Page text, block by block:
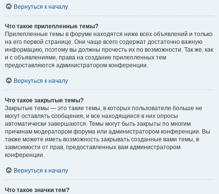
Вернуться к началу
Что такое прилепленные темы?
Прилепленные темы в форуме находятся ниже всех объявлений и только
на его первой странице. Они чаще всего содержат достаточно важную
информацию, поэтому вы должны прочесть их по возможности. Так же, как
и с объявлениями, права на создание прилепленных тем
предоставляются администратором конференции.
Вернуться к началу
Что такое закрытые темы?
Закрытые темы — это такие темы, в которых пользователи больше не
могут оставлять сообщения, и все находящиеся в них опросы
автоматически завершаются. Темы могут быть закрыты по многим
причинам модератором форума или администратором конференции. Вы
также можете иметь возможность закрывать созданные вами темы, в
зависимости от прав, предоставленных вам администратором
конференции.
Вернуться к началу
Что такое значки тем?